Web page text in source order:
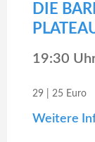
DIE
19:30
29 | 25 Euro
Weitere